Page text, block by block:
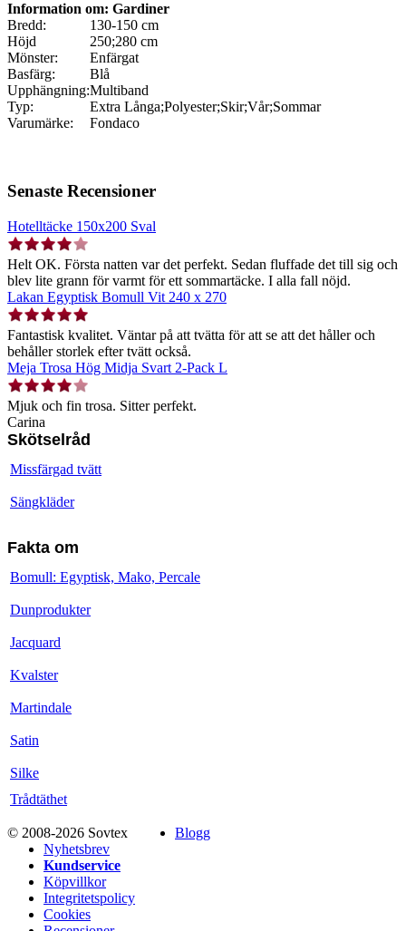
Information om: Gardiner
Bredd:
130-150 cm
Höjd
250;280 cm
Mönster:
Enfärgat
Basfärg:
Blå
Upphängning:Multiband
Typ:
Extra Långa;Polyester;Skir;Vår;Sommar
Varumärke:
Fondaco
Senaste Recensioner
Hotelltäcke 150x200 Sval
Helt OK. Första natten var det perfekt. Sedan fluffade det till sig och
blev lite grann för varmt för ett sommartäcke. I alla fall nöjd.
Lakan Egyptisk Bomull Vit 240 x 270
Fantastisk kvalitet. Väntar på att tvätta för att se att det håller och
behåller storlek efter tvätt också.
Meja Trosa Hög Midja Svart 2-Pack L
Mjuk och fin trosa. Sitter perfekt.
Carina
Skötselråd
Missfärgad tvätt
Sängkläder
Fakta om
Bomull: Egyptisk, Mako, Percale
Dunprodukter
Jacquard
Kvalster
Martindale
Satin
Silke
Trådtäthet
© 2008-2026 Sovtex
Blogg
Nyhetsbrev
Kundservice
Köpvillkor
Integritetspolicy
Cookies